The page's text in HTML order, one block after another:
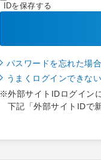
IDを保存する
パスワードを忘れた場
うまくログインできな
※外部サイトIDログイン
下記「外部サイトIDで